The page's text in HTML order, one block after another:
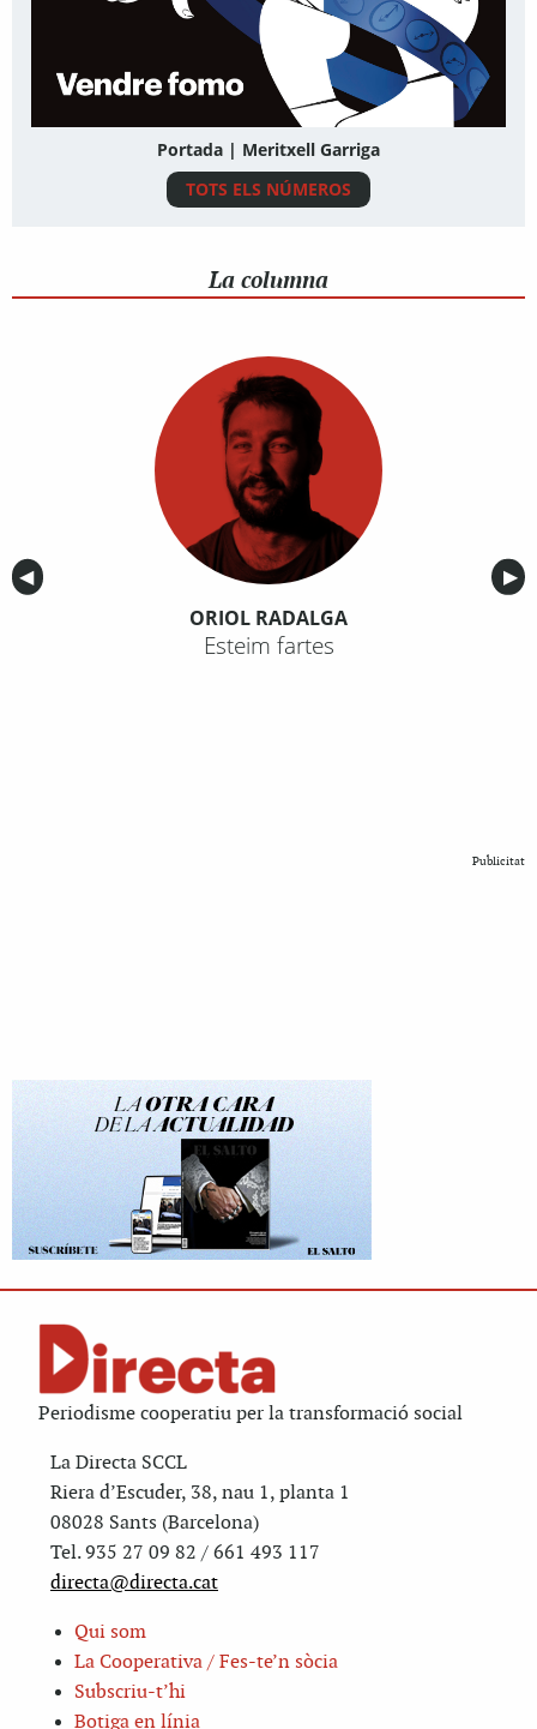
Portada | Meritxell Garriga
TOTS ELS NÚMEROS
La columna
Anterior
◀︎ ▶︎
ORIOL RADALGA
Esteim fartes
Publicitat
Periodisme cooperatiu per la transformació social
La Directa SCCL
Riera d’Escuder, 38, nau 1, planta 1
08028 Sants (Barcelona)
Tel. 935 27 09 82 / 661 493 117
directa@directa.cat
Qui som
La Cooperativa / Fes-te’n sòcia
Subscriu-t’hi
Botiga en línia